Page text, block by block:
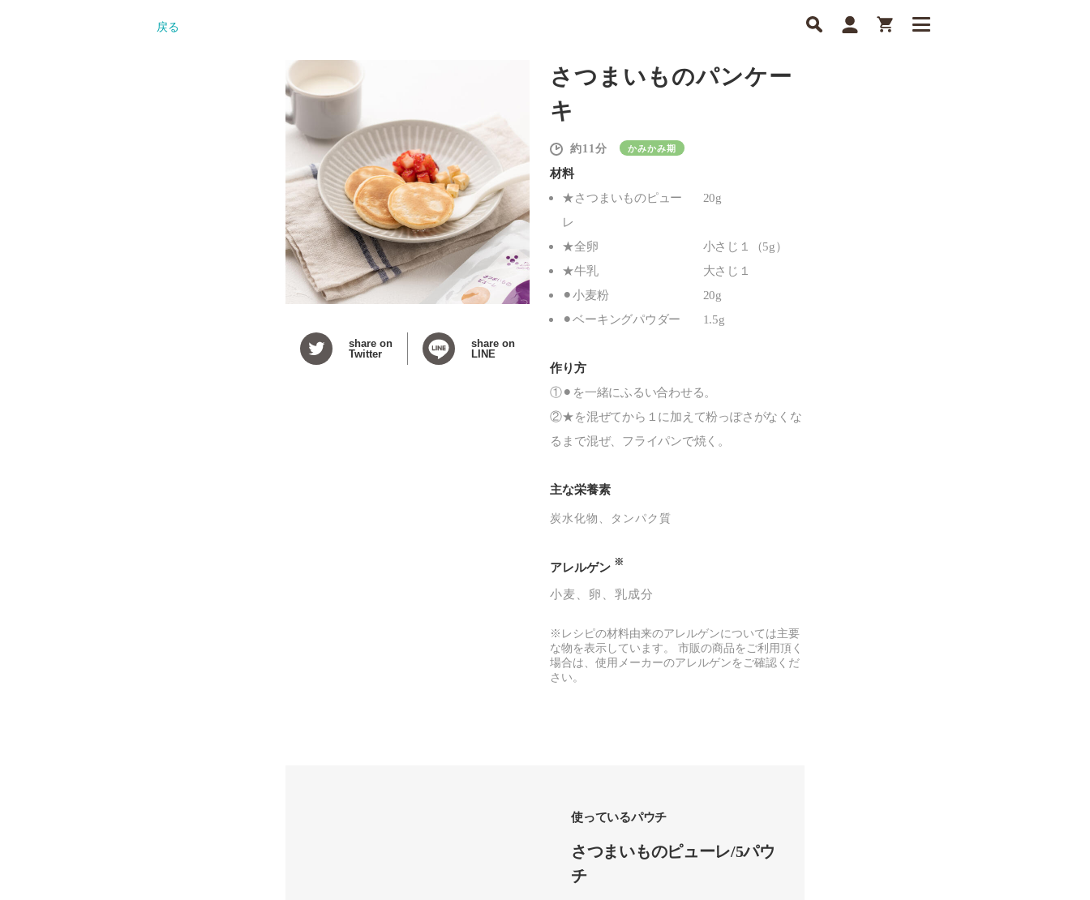
戻る
share on
Twitter
share on
LINE
さつまいものパンケー
キ
11 かみかみ期
材料
★さつまいものピュー
レ
20g
★全卵 小さじ１（5g）
★牛乳 大さじ１
⚫︎小麦粉 20g
⚫︎ベーキングパウダー 1.5g
作り方
①⚫︎を一緒にふるい合わせる。
②★を混ぜてから１に加えて粉っぽさがなくな
るまで混ぜ、フライパンで焼く。
主な栄養素
炭水化物 タンパク質
アレルゲン ※
小麦 卵 乳成分
※レシピの材料由来のアレルゲンについては主要
な物を表示しています。 市販の商品をご利用頂く
場合は、使用メーカーのアレルゲンをご確認くだ
さい。
使っているパウチ
さつまいものピューレ/5パウ
チ